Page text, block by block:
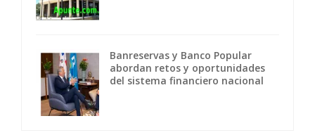
Banreservas y Banco Popular
abordan retos y oportunidades
del sistema financiero nacional